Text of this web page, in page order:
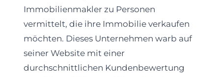
Immobilienmakler zu Personen
vermittelt, die ihre Immobilie verkaufen
möchten. Dieses Unternehmen warb auf
seiner Website mit einer
durchschnittlichen Kundenbewertung